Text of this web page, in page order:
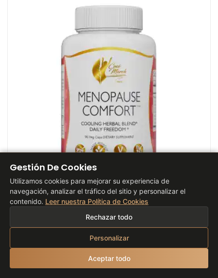
COCÓ MARCH
MENOPAUSE COMFORT
29,98 €
Tomar 3 o más cápsulas diarias
hasta encontrar la dosis que le ayude a sentir alivio.
Gestión De Cookies
Utilizamos cookies para mejorar su experiencia de
navegación, analizar el tráfico del sitio y personalizar el
contenido. Leer nuestra Política de Cookies
Rechazar todo
Personalizar
Aceptar todo